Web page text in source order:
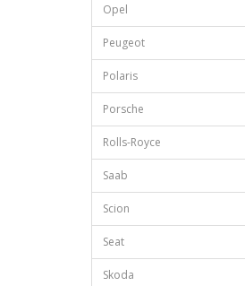
Opel
Peugeot
Polaris
Porsche
Rolls-Royce
Saab
Scion
Seat
Skoda